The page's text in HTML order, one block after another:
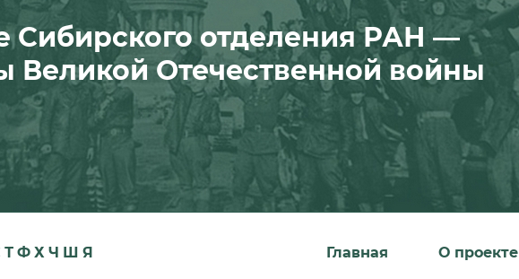
Сибирского отделения РАН —
Великой Отечественной войны
Т Ф Х Ч Ш Я Главная О проекте